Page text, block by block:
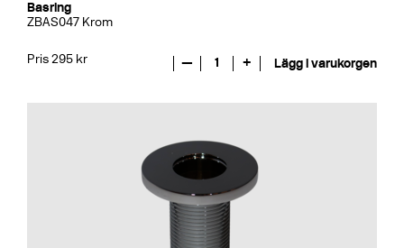
Basring
ZBAS047 Krom
Pris 295 kr — 1 + Lägg i varukorgen